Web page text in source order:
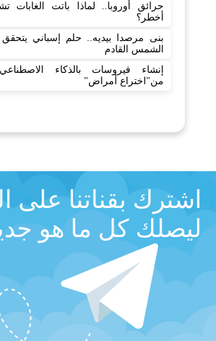
حرائق أوروبا.. لماذا باتت الغابات
أخطر؟
بنى مرصدا بيديه.. حلم إسباني
الشمس القادم
إنشاء فيروسات بالذكاء
من"اختراع أمراض"
اشترك بقناتنا على
ليصلك كل ما هو